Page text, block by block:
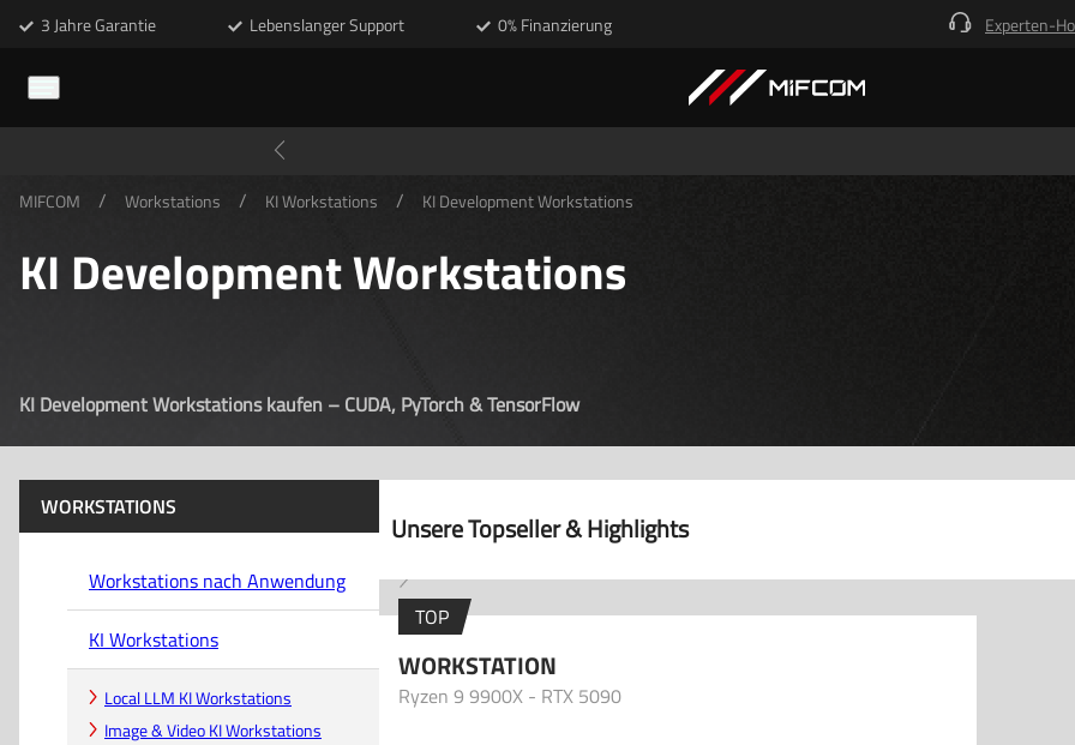
3 Jahre Garantie Lebenslanger Support 0% Finanzierung Experten-
MIFCOM / Workstations / KI Workstations / KI Development Workstations
KI Development Workstations
KI Development Workstations kaufen – CUDA, PyTorch & TensorFlow
WORKSTATIONS
Workstations nach Anwendung
KI Workstations
Local LLM KI Workstations
Image & Video KI Workstations
Unsere Topseller & Highlights
TOP
WORKSTATION
Ryzen 9 9900X - RTX 5090